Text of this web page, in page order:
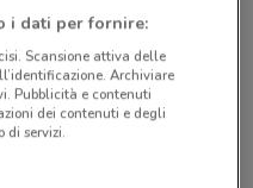
i dati per fornire:
Scansione attiva delle
Archiviare
Pubblicità e contenuti
dei contenuti e degli
di servizi.